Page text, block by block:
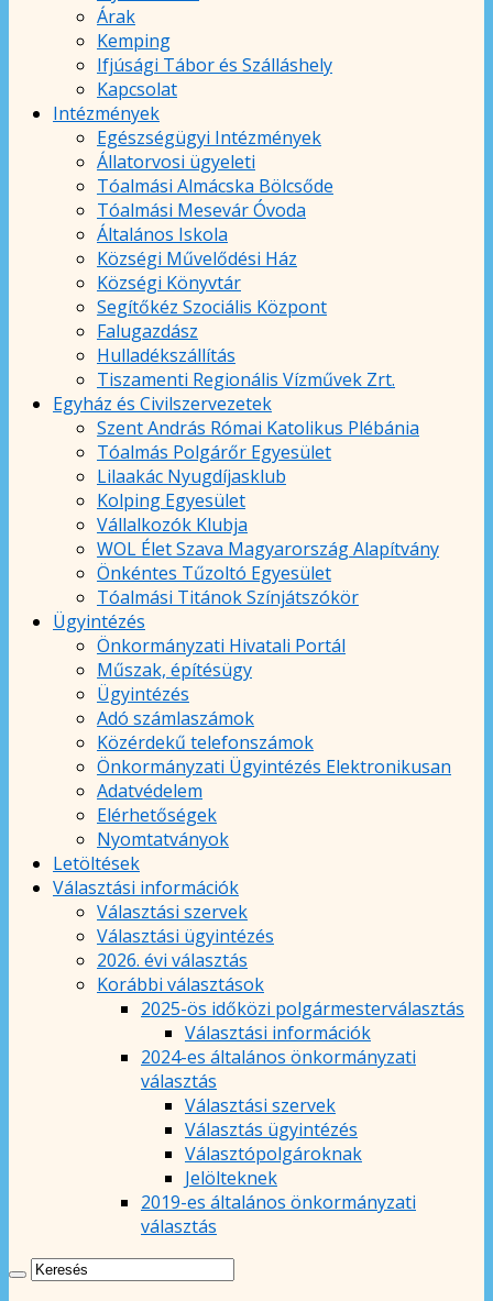
Árak
Kemping
Ifjúsági Tábor és Szálláshely
Kapcsolat
Intézmények
Egészségügyi Intézmények
Állatorvosi ügyeleti
Tóalmási Almácska Bölcsőde
Tóalmási Mesevár Óvoda
Általános Iskola
Községi Művelődési Ház
Községi Könyvtár
Segítőkéz Szociális Központ
Falugazdász
Hulladékszállítás
Tiszamenti Regionális Vízművek Zrt.
Egyház és Civilszervezetek
Szent András Római Katolikus Plébánia
Tóalmás Polgárőr Egyesület
Lilaakác Nyugdíjasklub
Kolping Egyesület
Vállalkozók Klubja
WOL Élet Szava Magyarország Alapítvány
Önkéntes Tűzoltó Egyesület
Tóalmási Titánok Színjátszókör
Ügyintézés
Önkormányzati Hivatali Portál
Műszak, építésügy
Ügyintézés
Adó számlaszámok
Közérdekű telefonszámok
Önkormányzati Ügyintézés Elektronikusan
Adatvédelem
Elérhetőségek
Nyomtatványok
Letöltések
Választási információk
Választási szervek
Választási ügyintézés
2026. évi választás
Korábbi választások
2025-ös időközi polgármesterválasztás
Választási információk
2024-es általános önkormányzati
választás
Választási szervek
Választás ügyintézés
Választópolgároknak
Jelölteknek
2019-es általános önkormányzati
választás